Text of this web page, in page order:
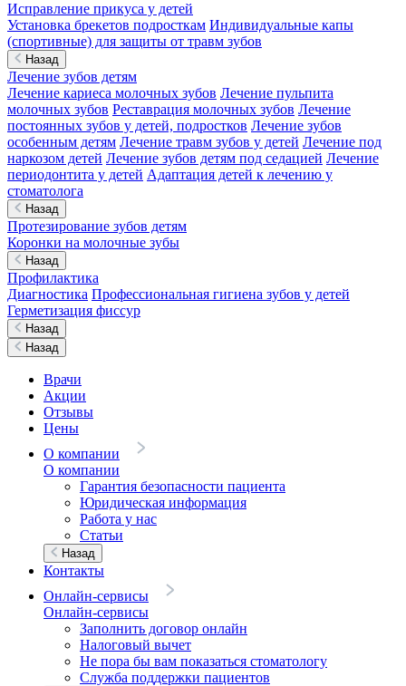
Исправление прикуса у детей
Установка брекетов подросткам Индивидуальные капы
(спортивные) для защиты от травм зубов
Назад
Лечение зубов детям
Лечение кариеса молочных зубов Лечение пульпита
молочных зубов Реставрация молочных зубов Лечение
постоянных зубов у детей, подростков Лечение зубов
особенным детям Лечение травм зубов у детей Лечение под
наркозом детей Лечение зубов детям под седацией Лечение
периодонтита у детей Адаптация детей к лечению у
стоматолога
Назад
Протезирование зубов детям
Коронки на молочные зубы
Назад
Профилактика
Диагностика Профессиональная гигиена зубов у детей
Герметизация фиссур
Назад
Назад
Врачи
Акции
Отзывы
Цены
О компании
О компании
Гарантия безопасности пациента
Юридическая информация
Работа у нас
Статьи
Назад
Контакты
Онлайн-сервисы
Онлайн-сервисы
Заполнить договор онлайн
Налоговый вычет
Не пора бы вам показаться стоматологу
Служба поддержки пациентов